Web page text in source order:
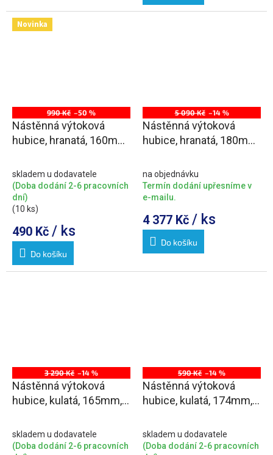
Novinka
990 Kč –50 %
Nástěnná výtoková
hubice, hranatá, 160mm,
skladem u dodavatele
(Doba dodání 2-6 pracovních
dní)
(10 ks)
490 Kč / ks
Do košíku
5 090 Kč –14 %
Nástěnná výtoková
hubice, hranatá, 180mm,
na objednávku
Termín dodání upřesníme v
e-mailu.
4 377 Kč / ks
Do košíku
3 290 Kč –14 %
Nástěnná výtoková
hubice, kulatá, 165mm,
skladem u dodavatele
(Doba dodání 2-6 pracovních
590 Kč –14 %
Nástěnná výtoková
hubice, kulatá, 174mm,
skladem u dodavatele
(Doba dodání 2-6 pracovních